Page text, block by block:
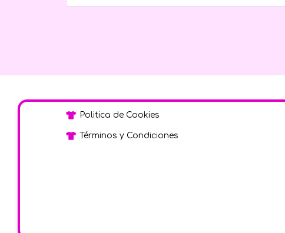
Politica de Cookies
Términos y Condiciones